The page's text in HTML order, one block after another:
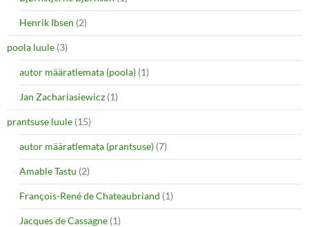
Henrik Ibsen (2)
poola luule (3)
autor määratlemata (poola) (1)
Jan Zachariasiewicz (1)
prantsuse luule (15)
autor määratlemata (prantsuse) (7)
Amable Tastu (2)
François-René de Chateaubriand (1)
Jacques de Cassagne (1)